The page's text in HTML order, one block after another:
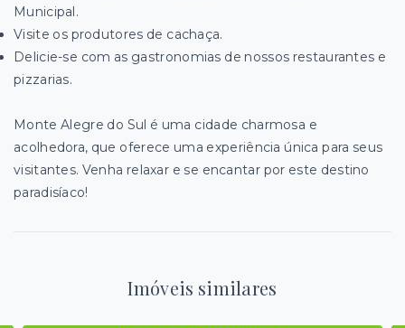
Municipal.
Visite os produtores de cachaça.
Delicie-se com as gastronomias de nossos restaurantes e
pizzarias.
Monte Alegre do Sul é uma cidade charmosa e
acolhedora, que oferece uma experiência única para seus
visitantes. Venha relaxar e se encantar por este destino
paradisíaco!
Imóveis similares